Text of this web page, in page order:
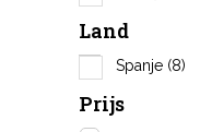
Land
Spanje (8)
Prijs